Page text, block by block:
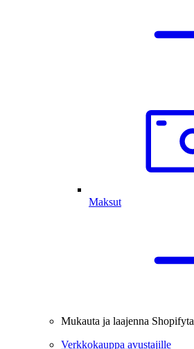
Maksut
Mukauta ja laajenna Shopifyta
Verkkokauppa avustajille